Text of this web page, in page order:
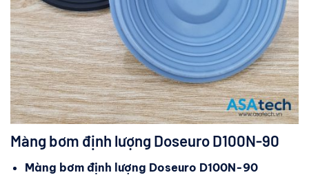
Màng bơm định lượng Doseuro D100N-90
Màng bơm định lượng Doseuro D100N-90